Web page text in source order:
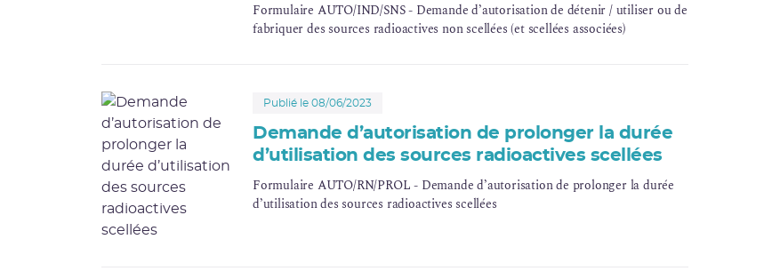
Formulaire AUTO/IND/SNS - Demande d’autorisation de détenir / utiliser ou de
fabriquer des sources radioactives non scellées (et scellées associées)
Publié le 08/06/2023
Demande d’autorisation de prolonger la durée
d’utilisation des sources radioactives scellées
Formulaire AUTO/RN/PROL - Demande d’autorisation de prolonger la durée
d’utilisation des sources radioactives scellées